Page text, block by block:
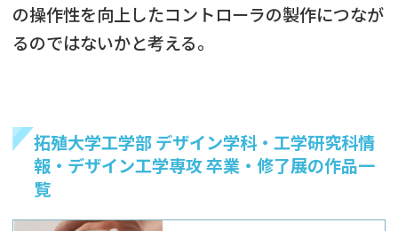
の操作性を向上したコントローラの製作につなが
るのではないかと考える。
拓殖大学工学部 デザイン学科・工学研究科情
報・デザイン工学専攻 卒業・修了展の作品一
覧